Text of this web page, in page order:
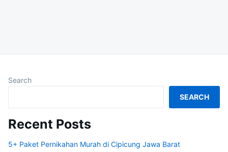
Search
SEARCH
Recent Posts
5+ Paket Pernikahan Murah di Cipicung Jawa Barat